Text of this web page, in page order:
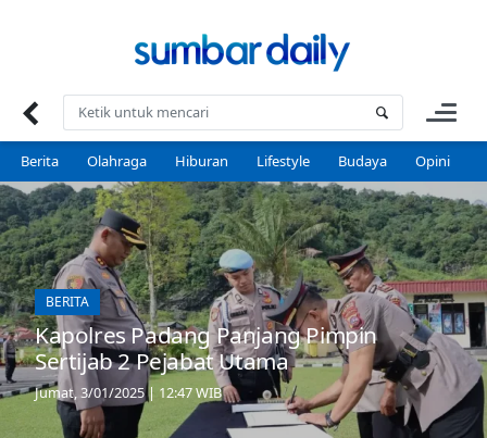
Berita Olahraga Hiburan Lifestyle Budaya Opini
BERITA
Kapolres Padang Panjang Pimpin
Sertijab 2 Pejabat Utama
Jumat, 3/01/2025 | 12:47 WIB